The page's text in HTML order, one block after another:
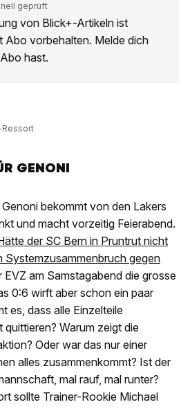
geprüft
von Blick+-Artikeln ist
Abo vorbehalten. Melde dich
hast.
GENONI
bekommt von den Lakers
und macht vorzeitig Feierabend.
der SC Bern in Pruntrut nicht
Systemzusammenbruch gegen
EVZ am Samstagabend die grosse
0:6 wirft aber schon ein paar
es, dass alle Einzelteile
Warum zeigt die
Oder war das nur einer
alles zusammenkommt? Ist der
mal rauf, mal runter?
sollte Trainer-Rookie Michael